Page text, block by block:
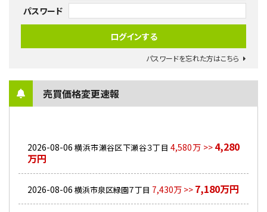
パスワード
パスワードを忘れた方はこちら
売買価格変更速報
2026-08-06 横浜市瀬谷区下瀬谷３丁目 4,580万 >> 4,280
万円
2026-08-06 横浜市泉区緑園７丁目 7,430万 >> 7,180万円